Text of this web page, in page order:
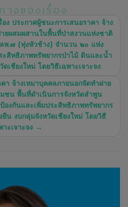
างของเรื่อง
ง ประกาศผู้ชนะการเสนอราคา จ้าง
ยผสมผสานในพื้นที่ป่าสงวนแห่งชาติ
พ.๗ (ทุ่งหัวช้าง) จำนวน ๒๐ แห่ง
ะสิทธิภาพทรัพยากรป่าไม้ ดินและน้ำ
เชียงใหม่ โดยวิธีเฉพาะเจาะจง
า จ้างเหมาบุคคลภายนอกจัดทำฝาย
ชน พื้นที่ดำเนินการจังหวัดลำพูน
องกันและเพิ่มประสิทธิภาพทรัพยากร
น งบกลุ่มจังหวัดเชียงใหม่ โดยวิธี
าะเจาะจง →